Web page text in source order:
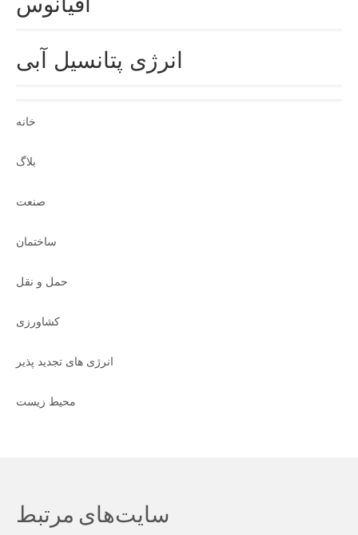
انرژی پتانسیل آبی
خانه
بلاگ
صنعت
ساختمان
حمل و نقل
کشاورزی
انرژی های تجدید پذیر
محیط زیست
سایت‌های مرتبط